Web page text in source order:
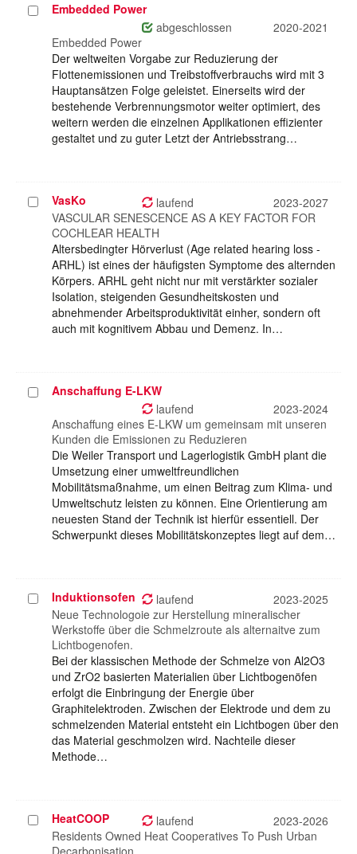
ProjektEmbedded Power
abgeschlossen
2020-2021
Embedded Power
Der weltweiten Vorgabe zur Reduzierung der
Flottenemissionen und Treibstoffverbrauchs wird mit 3
Hauptansätzen Folge geleistet. Einerseits wird der
bestehende Verbrennungsmotor weiter optimiert, des
weitern werden die einzelnen Applikationen effizienter
gestaltet und zu guter Letzt der Antriebsstrang…
Projekt
auswählen
VasKo laufend
2023-2027
VASCULAR SENESCENCE AS A KEY FACTOR FOR
COCHLEAR HEALTH
Altersbedingter Hörverlust (Age related hearing loss -
ARHL) ist eines der häufigsten Symptome des alternden
Körpers. ARHL geht nicht nur mit verstärkter sozialer
Isolation, steigenden Gesundheitskosten und
abnehmender Arbeitsproduktivität einher, sondern oft
auch mit kognitivem Abbau und Demenz. In…
ProjektAnschaffung E-LKW
laufend
2023-2024
Anschaffung eines E-LKW um gemeinsam mit unseren
Kunden die Emissionen zu Reduzieren
Die Weiler Transport und Lagerlogistik GmbH plant die
Umsetzung einer umweltfreundlichen
Mobilitätsmaßnahme, um einen Beitrag zum Klima- und
Umweltschutz leisten zu können. Eine Orientierung am
neuesten Stand der Technik ist hierfür essentiell. Der
Schwerpunkt dieses Mobilitätskonzeptes liegt auf dem…
Projekt
auswählen
Induktionsofen laufend
2023-2025
Neue Technologoie zur Herstellung mineralischer
Werkstoffe über die Schmelzroute als alternaitve zum
Lichtbogenofen.
Bei der klassischen Methode der Schmelze von Al2O3
und ZrO2 basierten Materialien über Lichtbogenöfen
erfolgt die Einbringung der Energie über
Graphitelektroden. Zwischen der Elektrode und dem zu
schmelzenden Material entsteht ein Lichtbogen über den
das Material geschmolzen wird. Nachteile dieser
Methode…
Projekt
auswählen
HeatCOOP laufend
2023-2026
Residents Owned Heat Cooperatives To Push Urban